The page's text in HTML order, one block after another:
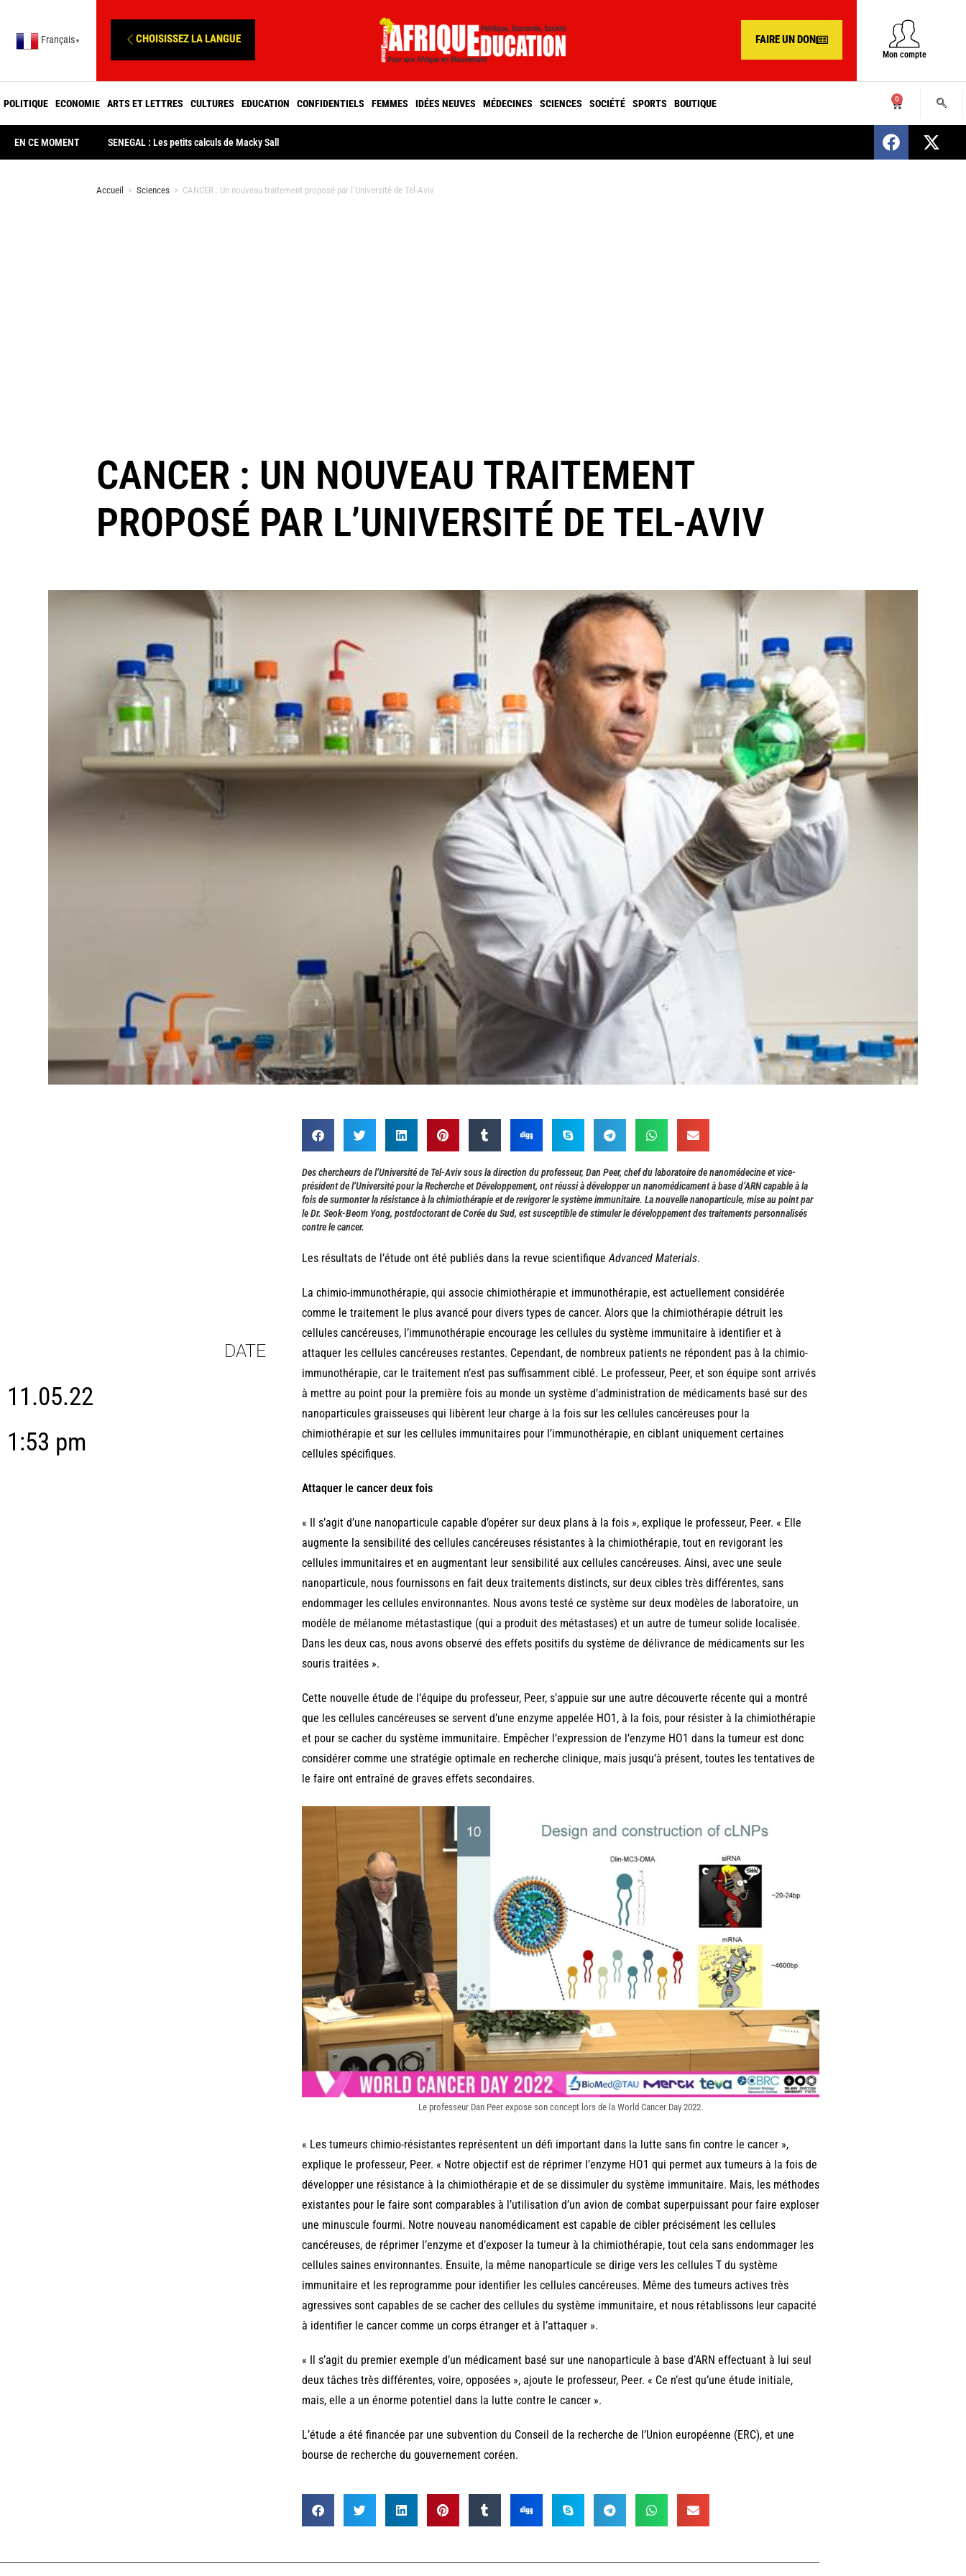
Français ▼ CHOISISSEZ LA LANGUE FAIRE UN DON
Mon compte
POLITIQUE ECONOMIE ARTS ET LETTRES CULTURES EDUCATION CONFIDENTIELS FEMMES IDÉES NEUVES MÉDECINES SCIENCES SOCIÉTÉ SPORTS BOUTIQUE 0
EN CE MOMENT SENEGAL : Les petits calculs de Macky Sall SENEGAL : Nomination d’un nouveau
Accueil > Sciences > CANCER : Un nouveau traitement proposé par l’Université de Tel-Aviv
CANCER : UN NOUVEAU TRAITEMENT
PROPOSÉ PAR L’UNIVERSITÉ DE TEL-AVIV
DATE
11.05.22
1:53 pm
Des chercheurs de l’Université de Tel-Aviv sous la direction du professeur, Dan Peer, chef du laboratoire de nanomédecine et vice-
président de l’Université pour la Recherche et Développement, ont réussi à développer un nanomédicament à base d’ARN capable à la
fois de surmonter la résistance à la chimiothérapie et de revigorer le système immunitaire. La nouvelle nanoparticule, mise au point par
le Dr. Seok-Beom Yong, postdoctorant de Corée du Sud, est susceptible de stimuler le développement des traitements personnalisés
contre le cancer.
Les résultats de l’étude ont été publiés dans la revue scientifique Advanced Materials.
La chimio-immunothérapie, qui associe chimiothérapie et immunothérapie, est actuellement considérée
comme le traitement le plus avancé pour divers types de cancer. Alors que la chimiothérapie détruit les
cellules cancéreuses, l’immunothérapie encourage les cellules du système immunitaire à identifier et à
attaquer les cellules cancéreuses restantes. Cependant, de nombreux patients ne répondent pas à la chimio-
immunothérapie, car le traitement n’est pas suffisamment ciblé. Le professeur, Peer, et son équipe sont arrivés
à mettre au point pour la première fois au monde un système d’administration de médicaments basé sur des
nanoparticules graisseuses qui libèrent leur charge à la fois sur les cellules cancéreuses pour la
chimiothérapie et sur les cellules immunitaires pour l’immunothérapie, en ciblant uniquement certaines
cellules spécifiques.
Attaquer le cancer deux fois
« Il s’agit d’une nanoparticule capable d’opérer sur deux plans à la fois », explique le professeur, Peer. « Elle
augmente la sensibilité des cellules cancéreuses résistantes à la chimiothérapie, tout en revigorant les
cellules immunitaires et en augmentant leur sensibilité aux cellules cancéreuses. Ainsi, avec une seule
nanoparticule, nous fournissons en fait deux traitements distincts, sur deux cibles très différentes, sans
endommager les cellules environnantes. Nous avons testé ce système sur deux modèles de laboratoire, un
modèle de mélanome métastastique (qui a produit des métastases) et un autre de tumeur solide localisée.
Dans les deux cas, nous avons observé des effets positifs du système de délivrance de médicaments sur les
souris traitées ».
Cette nouvelle étude de l’équipe du professeur, Peer, s’appuie sur une autre découverte récente qui a montré
que les cellules cancéreuses se servent d’une enzyme appelée HO1, à la fois, pour résister à la chimiothérapie
et pour se cacher du système immunitaire. Empêcher l’expression de l’enzyme HO1 dans la tumeur est donc
considérer comme une stratégie optimale en recherche clinique, mais jusqu’à présent, toutes les tentatives de
le faire ont entraîné de graves effets secondaires.
Le professeur Dan Peer expose son concept lors de la World Cancer Day 2022.
« Les tumeurs chimio-résistantes représentent un défi important dans la lutte sans fin contre le cancer »,
explique le professeur, Peer. « Notre objectif est de réprimer l’enzyme HO1 qui permet aux tumeurs à la fois de
développer une résistance à la chimiothérapie et de se dissimuler du système immunitaire. Mais, les méthodes
existantes pour le faire sont comparables à l’utilisation d’un avion de combat superpuissant pour faire exploser
une minuscule fourmi. Notre nouveau nanomédicament est capable de cibler précisément les cellules
cancéreuses, de réprimer l’enzyme et d’exposer la tumeur à la chimiothérapie, tout cela sans endommager les
cellules saines environnantes. Ensuite, la même nanoparticule se dirige vers les cellules T du système
immunitaire et les reprogramme pour identifier les cellules cancéreuses. Même des tumeurs actives très
agressives sont capables de se cacher des cellules du système immunitaire, et nous rétablissons leur capacité
à identifier le cancer comme un corps étranger et à l’attaquer ».
« Il s’agit du premier exemple d’un médicament basé sur une nanoparticule à base d’ARN effectuant à lui seul
deux tâches très différentes, voire, opposées », ajoute le professeur, Peer. « Ce n’est qu’une étude initiale,
mais, elle a un énorme potentiel dans la lutte contre le cancer ».
L’étude a été financée par une subvention du Conseil de la recherche de l’Union européenne (ERC), et une
bourse de recherche du gouvernement coréen.